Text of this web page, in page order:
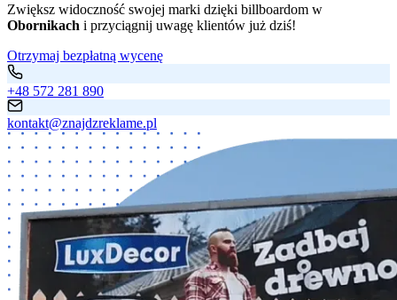
Zwiększ widoczność swojej marki dzięki billboardom w
Obornikach i przyciągnij uwagę klientów już dziś!
Otrzymaj bezpłatną wycenę
+48 572 281 890
kontakt@znajdzreklame.pl